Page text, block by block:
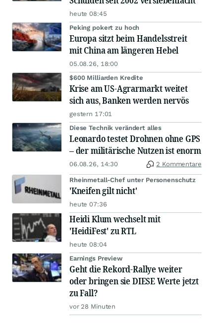
heute 08:45
Peking pokert zu hoch
Europa sitzt beim Handelsstreit
mit China am längeren Hebel
05.08.26, 18:00
$600 Milliarden Kredite
Krise am US-Agrarmarkt weitet
sich aus, Banken werden nervös
gestern 17:01
Diese Technik verändert alles
Leonardo testet Drohnen ohne GPS
– der militärische Nutzen ist enorm
06.08.26, 14:30 2 Kommentare
Rheinmetall-Chef unter Personenschutz
'Kneifen gilt nicht'
heute 07:36
Heidi Klum wechselt mit
'HeidiFest' zu RTL
heute 08:04
Earnings Preview
Geht die Rekord-Rallye weiter
oder bringen sie DIESE Werte jetzt
zu Fall?
vor 28 Minuten